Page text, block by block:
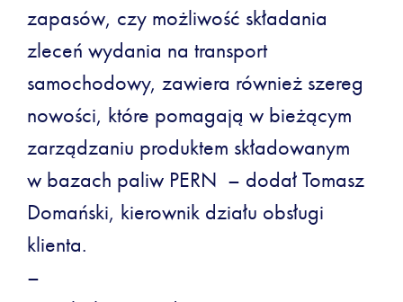
zapasów, czy możliwość składania
zleceń wydania na transport
samochodowy, zawiera również szereg
nowości, które pomagają w bieżącym
zarządzaniu produktem składowanym
w bazach paliw PERN – dodał Tomasz
Domański, kierownik działu obsługi
klienta.
–